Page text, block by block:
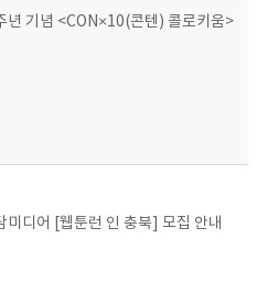
년 기념 <CON×10(콘텐) 콜로키움>
디어 [웹툰런 인 충북] 모집 안내